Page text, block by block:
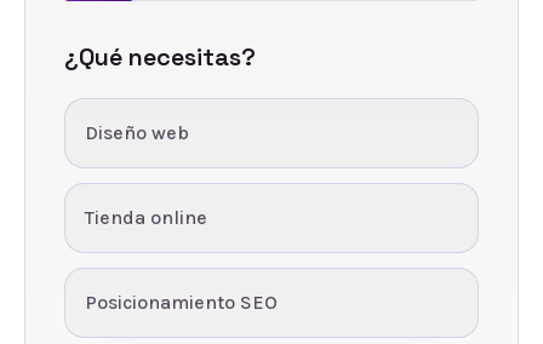
¿Qué necesitas?
Diseño web
Tienda online
Posicionamiento SEO